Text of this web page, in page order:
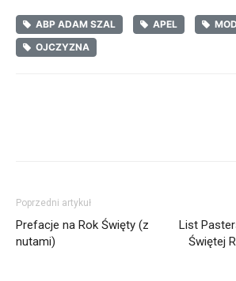
ABP ADAM SZAL APEL
OJCZYZNA
Poprzedni artykuł
Prefacje na Rok Święty (z
nutami)
List
Świętej